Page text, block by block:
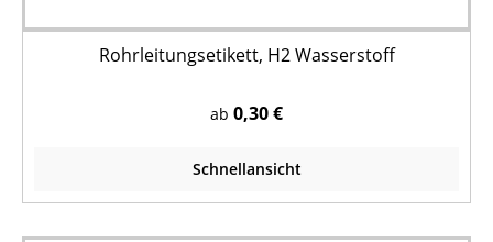
Rohrleitungsetikett, H2 Wasserstoff
ab 0,30 €
Schnellansicht